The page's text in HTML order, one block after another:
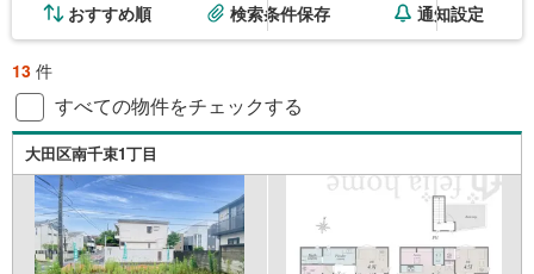
おすすめ順 検索条件保存 通知設定
13 件
すべての物件をチェックする
大田区南千束1丁目